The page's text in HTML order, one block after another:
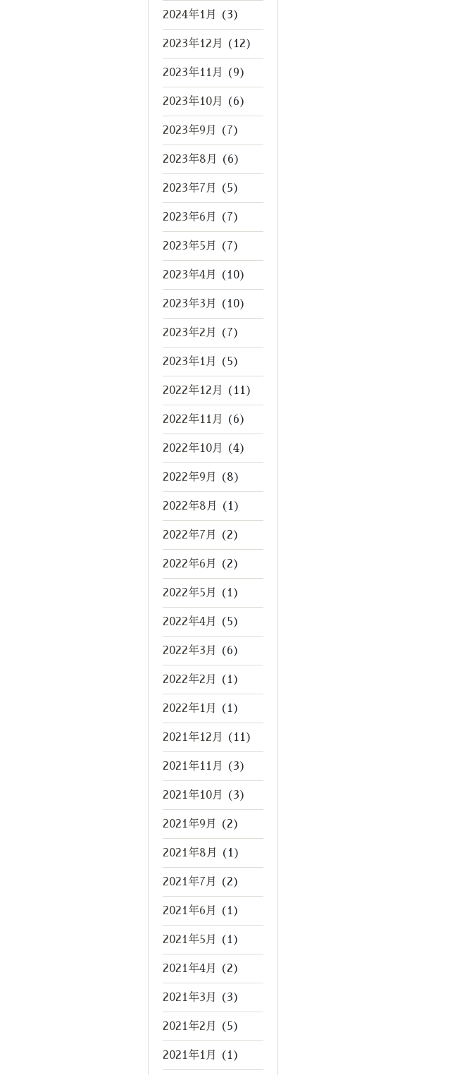
2024年1月 (3)
2023年12月 (12)
2023年11月 (9)
2023年10月 (6)
2023年9月 (7)
2023年8月 (6)
2023年7月 (5)
2023年6月 (7)
2023年5月 (7)
2023年4月 (10)
2023年3月 (10)
2023年2月 (7)
2023年1月 (5)
2022年12月 (11)
2022年11月 (6)
2022年10月 (4)
2022年9月 (8)
2022年8月 (1)
2022年7月 (2)
2022年6月 (2)
2022年5月 (1)
2022年4月 (5)
2022年3月 (6)
2022年2月 (1)
2022年1月 (1)
2021年12月 (11)
2021年11月 (3)
2021年10月 (3)
2021年9月 (2)
2021年8月 (1)
2021年7月 (2)
2021年6月 (1)
2021年5月 (1)
2021年4月 (2)
2021年3月 (3)
2021年2月 (5)
2021年1月 (1)